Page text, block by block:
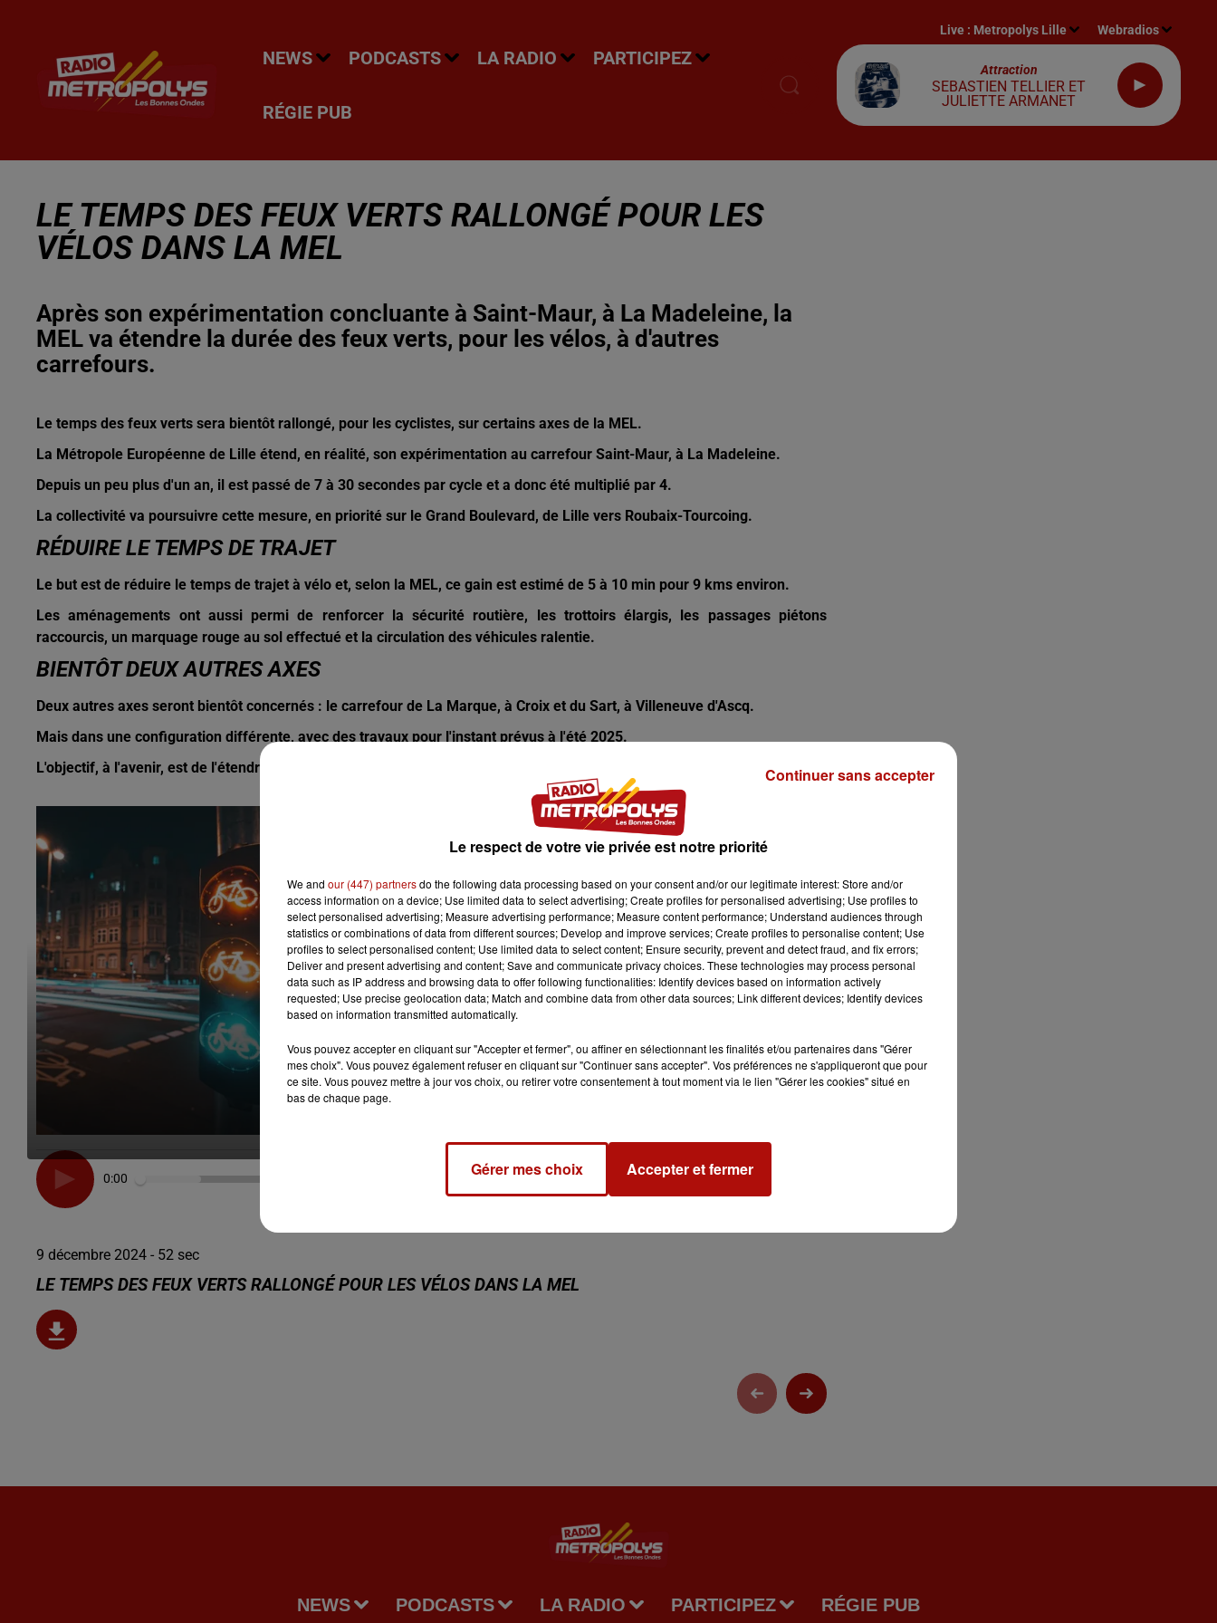
NEWS PODCASTS LA RADIO PARTICIPEZ
RÉGIE PUB
Live : Metropolys Lille Webradios
Attraction
SEBASTIEN TELLIER ET
JULIETTE ARMANET
LE TEMPS DES FEUX VERTS RALLONGÉ POUR LES
VÉLOS DANS LA MEL
Après son expérimentation concluante à Saint-Maur, à La Madeleine, la
MEL va étendre la durée des feux verts, pour les vélos, à d'autres
carrefours.
Le temps des feux verts sera bientôt rallongé, pour les cyclistes, sur certains axes de la MEL.
La Métropole Européenne de Lille étend, en réalité, son expérimentation au carrefour Saint-Maur, à La Madeleine.
Depuis un peu plus d'un an, il est passé de 7 à 30 secondes par cycle et a donc été multiplié par 4.
La collectivité va poursuivre cette mesure, en priorité sur le Grand Boulevard, de Lille vers Roubaix-Tourcoing.
RÉDUIRE LE TEMPS DE TRAJET
Le but est de réduire le temps de trajet à vélo et, selon la MEL, ce gain est estimé de 5 à 10 min pour 9 kms environ.
Les aménagements ont aussi permi de renforcer la sécurité routière, les trottoirs élargis, les passages piétons
raccourcis, un marquage rouge au sol effectué et la circulation des véhicules ralentie.
BIENTÔT DEUX AUTRES AXES
Deux autres axes seront bientôt concernés : le carrefour de La Marque, à Croix et du Sart, à Villeneuve d'Ascq.
Mais dans une configuration différente, avec des travaux pour l'instant prévus à l'été 2025.
L'objectif, à l'avenir, est de l'étendre à l'ensemble de l'axe, quotidiennement très emprunté.
0:00
9 décembre 2024 - 52 sec
LE TEMPS DES FEUX VERTS RALLONGÉ POUR LES VÉLOS DANS LA MEL
NEWS PODCASTS LA RADIO PARTICIPEZ RÉGIE PUB
Le respect de votre vie privée est notre priorité
We and our (447) partnersdo the following data processing based on your consent and/or our legitimate interest: Store and/or
access information on a device; Use limited data to select advertising; Create profiles for personalised advertising; Use profiles to
select personalised advertising; Measure advertising performance; Measure content performance; Understand audiences through
statistics or combinations of data from different sources; Develop and improve services; Create profiles to personalise content; Use
profiles to select personalised content; Use limited data to select content; Ensure security, prevent and detect fraud, and fix errors;
Deliver and present advertising and content; Save and communicate privacy choices. These technologies may process personal
data such as IP address and browsing data to offer following functionalities: Identify devices based on information actively
requested; Use precise geolocation data; Match and combine data from other data sources; Link different devices; Identify devices
based on information transmitted automatically.
Vous pouvez accepter en cliquant sur "Accepter et fermer", ou affiner en sélectionnant les finalités et/ou partenaires dans "Gérer
mes choix". Vous pouvez également refuser en cliquant sur "Continuer sans accepter". Vos préférences ne s'appliqueront que pour
ce site. Vous pouvez mettre à jour vos choix, ou retirer votre consentement à tout moment via le lien "Gérer les cookies" situé en
bas de chaque page.
Gérer mes choix Accepter et fermer
Continuer sans accepter